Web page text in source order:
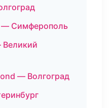
— Симферополь
Великий
— Волгоград